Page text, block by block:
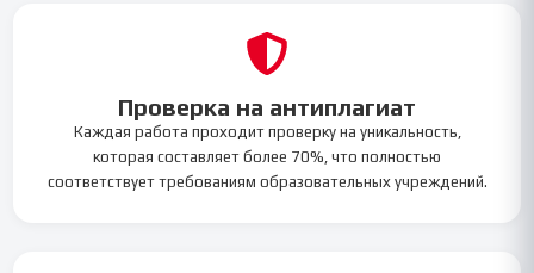
Проверка на антиплагиат
Каждая работа проходит проверку на уникальность,
которая составляет более 70%, что полностью
соответствует требованиям образовательных учреждений.